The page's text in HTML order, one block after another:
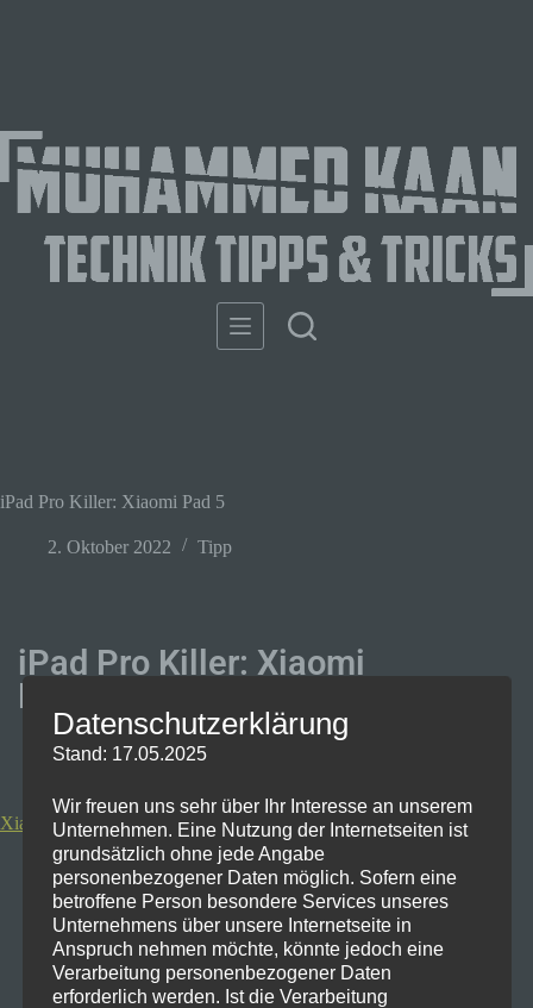
iPad Pro Killer: Xiaomi Pad 5
2. Oktober 2022 Tipp
iPad Pro Killer: Xiaomi
Pad 5
Xiaomi Pad 5 Cosmic Gray, 6GB RAM, 128GB
Datenschutzerklärung
Stand: 17.05.2025
Wir freuen uns sehr über Ihr Interesse an unserem
Unternehmen. Eine Nutzung der Internetseiten ist
grundsätzlich ohne jede Angabe
personenbezogener Daten möglich. Sofern eine
betroffene Person besondere Services unseres
Unternehmens über unsere Internetseite in
Anspruch nehmen möchte, könnte jedoch eine
Verarbeitung personenbezogener Daten
erforderlich werden. Ist die Verarbeitung